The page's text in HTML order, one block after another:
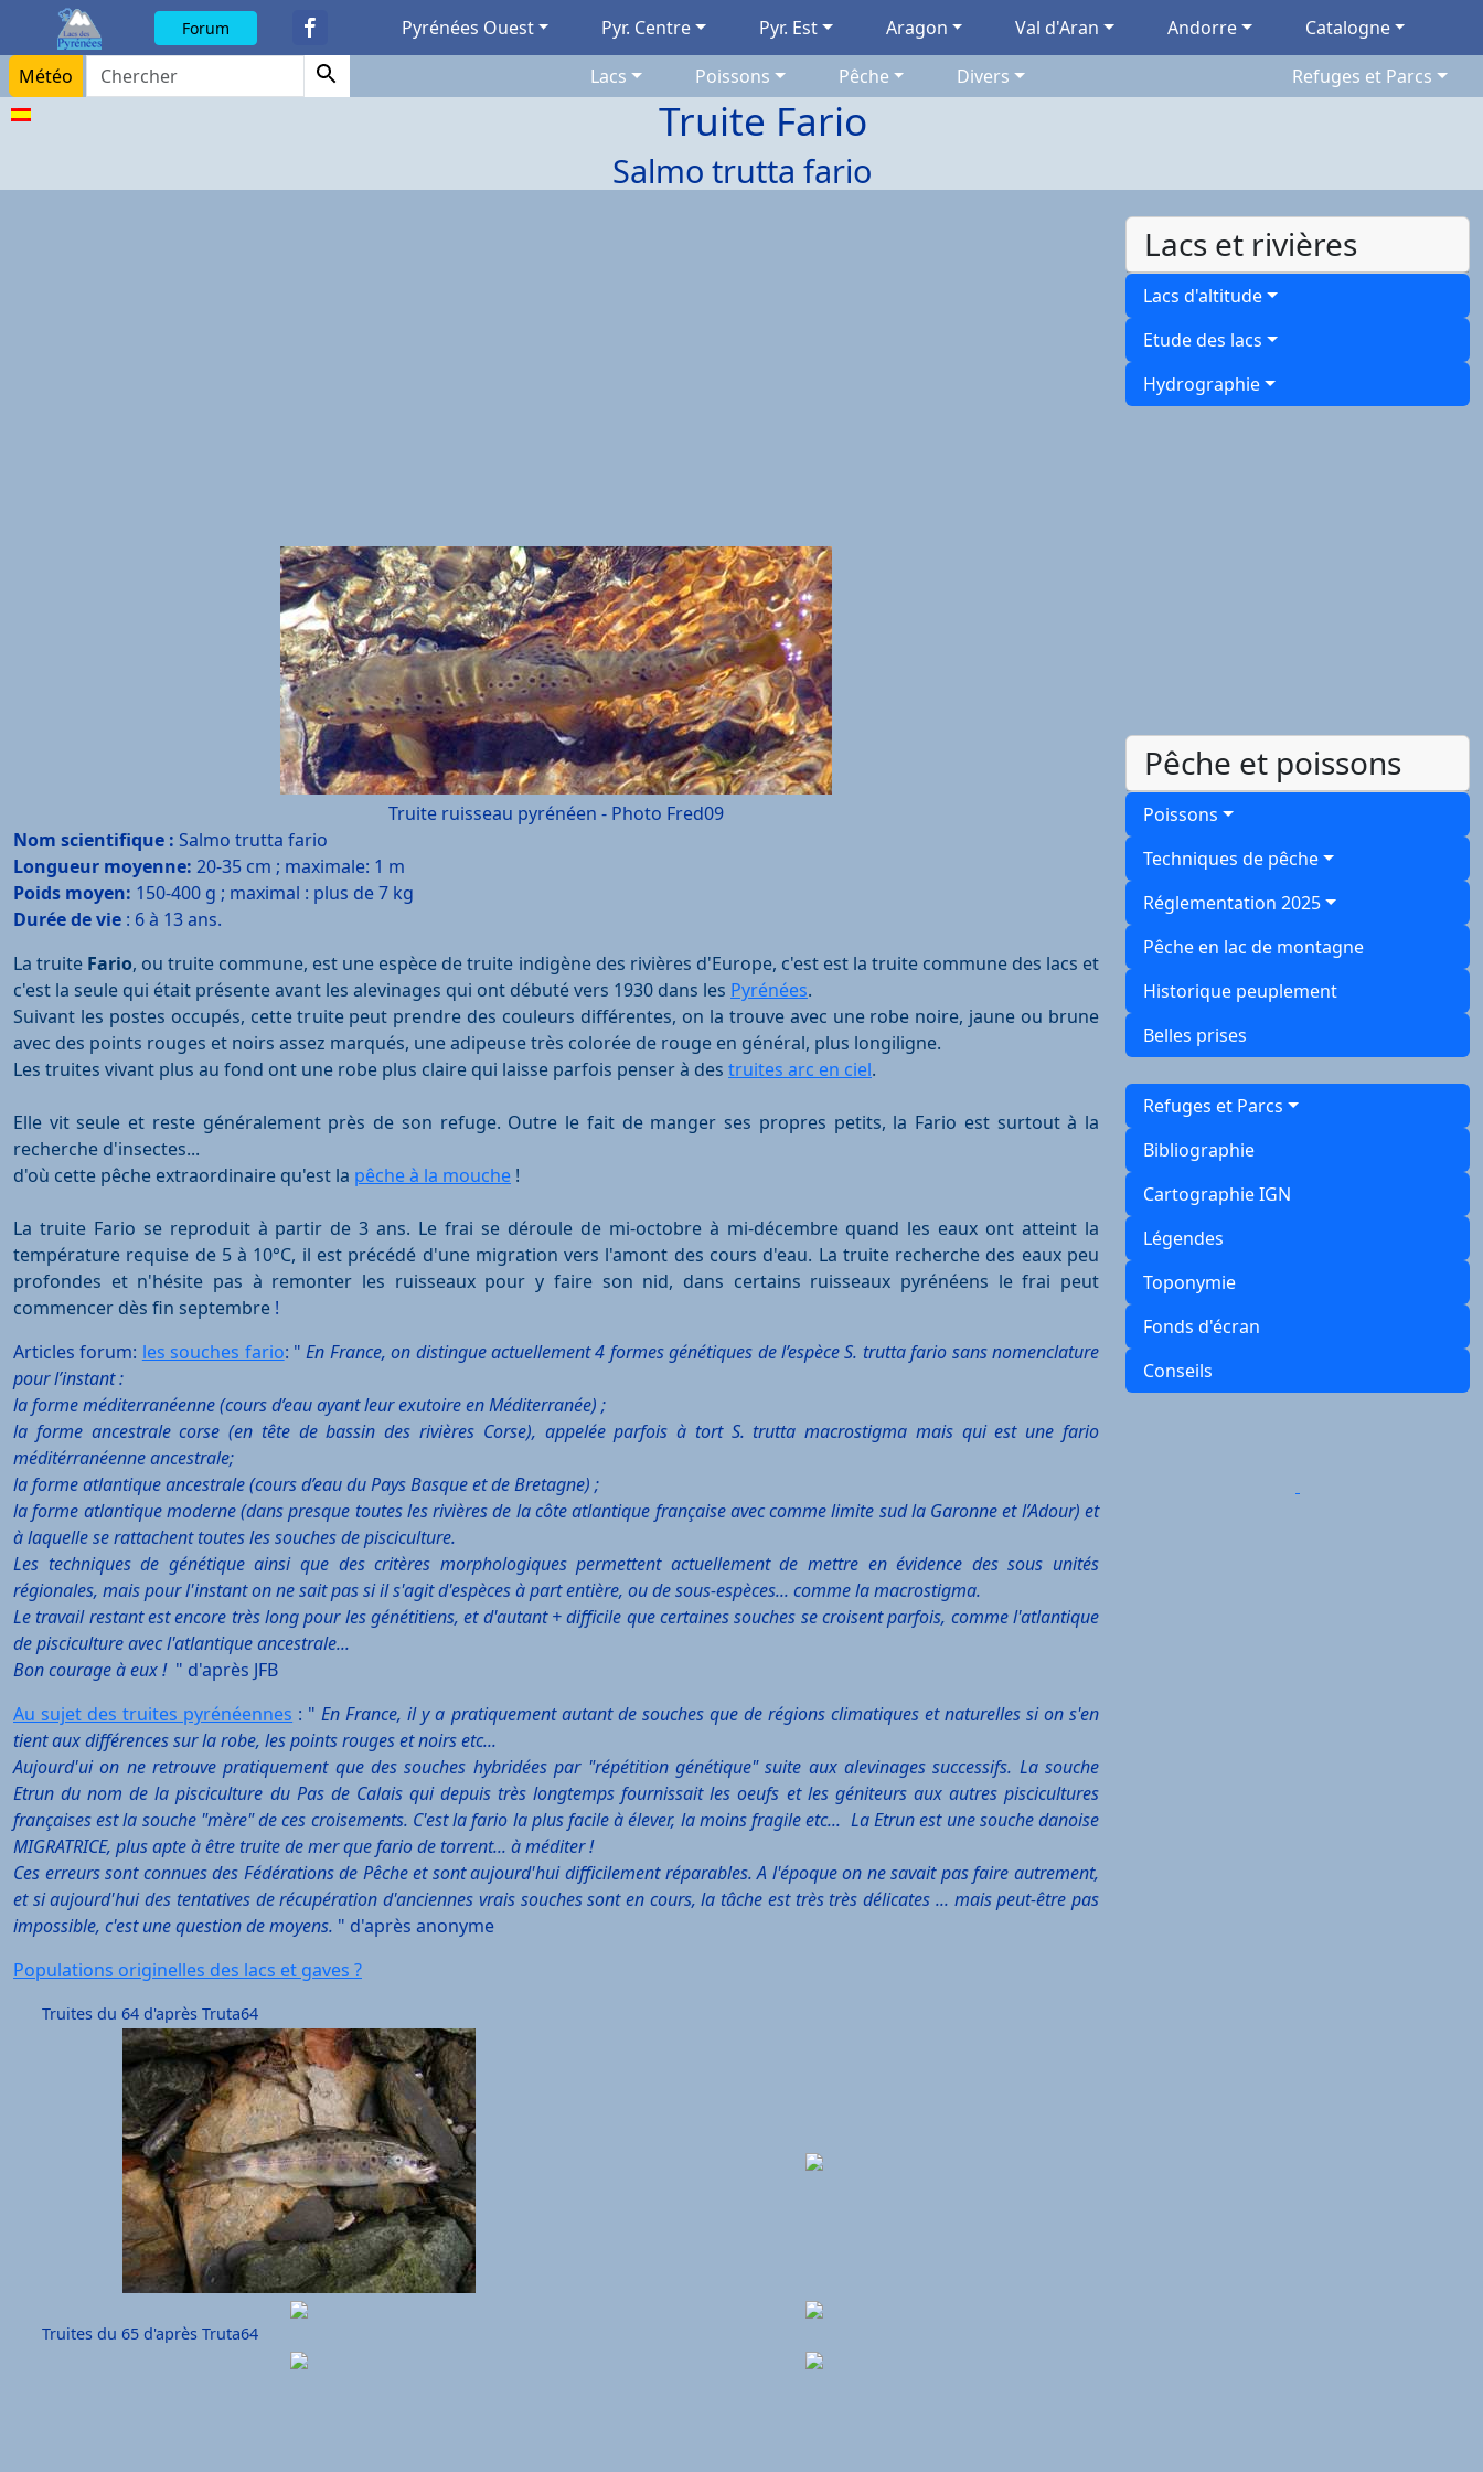
Forum Pyrénées Ouest Pyr. Centre Pyr. Est Aragon Val d'Aran Andorre
Catalogne
Météo
Lacs Poissons Pêche Divers Refuges et Parcs
Truite Fario
Salmo trutta fario
Truite ruisseau pyrénéen - Photo Fred09
Nom scientifique : Salmo trutta fario
Longueur moyenne: 20-35 cm ; maximale: 1 m
Poids moyen: 150-400 g ; maximal : plus de 7 kg
Durée de vie : 6 à 13 ans.
La truite Fario, ou truite commune, est une espèce de truite indigène des rivières d'Europe, c'est est la truite commune des lacs et
c'est la seule qui était présente avant les alevinages qui ont débuté vers 1930 dans les Pyrénées.
Suivant les postes occupés, cette truite peut prendre des couleurs différentes, on la trouve avec une robe noire, jaune ou brune
avec des points rouges et noirs assez marqués, une adipeuse très colorée de rouge en général, plus longiligne.
Les truites vivant plus au fond ont une robe plus claire qui laisse parfois penser à des truites arc en ciel.
Elle vit seule et reste généralement près de son refuge. Outre le fait de manger ses propres petits, la Fario est surtout à la
recherche d'insectes...
d'où cette pêche extraordinaire qu'est la pêche à la mouche !
La truite Fario se reproduit à partir de 3 ans. Le frai se déroule de mi-octobre à mi-décembre quand les eaux ont atteint la
température requise de 5 à 10°C, il est précédé d'une migration vers l'amont des cours d'eau. La truite recherche des eaux peu
profondes et n'hésite pas à remonter les ruisseaux pour y faire son nid, dans certains ruisseaux pyrénéens le frai peut
commencer dès fin septembre !
Articles forum: les souches fario: "En France, on distingue actuellement 4 formes génétiques de l’espèce S. trutta fario sans nomenclature
pour l’instant :
la forme méditerranéenne (cours d’eau ayant leur exutoire en Méditerranée) ;
la forme ancestrale corse (en tête de bassin des rivières Corse), appelée parfois à tort S. trutta macrostigma mais qui est une fario
méditérranéenne ancestrale;
la forme atlantique ancestrale (cours d’eau du Pays Basque et de Bretagne) ;
la forme atlantique moderne (dans presque toutes les rivières de la côte atlantique française avec comme limite sud la Garonne et l’Adour) et
à laquelle se rattachent toutes les souches de pisciculture.
Les techniques de génétique ainsi que des critères morphologiques permettent actuellement de mettre en évidence des sous unités
régionales, mais pour l'instant on ne sait pas si il s'agit d'espèces à part entière, ou de sous-espèces... comme la macrostigma.
Le travail restant est encore très long pour les génétitiens, et d'autant + difficile que certaines souches se croisent parfois, comme l'atlantique
de pisciculture avec l'atlantique ancestrale...
Bon courage à eux !" d'après JFB
Au sujet des truites pyrénéennes : "En France, il y a pratiquement autant de souches que de régions climatiques et naturelles si on s'en
tient aux différences sur la robe, les points rouges et noirs etc...
Aujourd'ui on ne retrouve pratiquement que des souches hybridées par "répétition génétique" suite aux alevinages successifs. La souche
Etrun du nom de la pisciculture du Pas de Calais qui depuis très longtemps fournissait les oeufs et les géniteurs aux autres piscicultures
françaises est la souche "mère" de ces croisements. C'est la fario la plus facile à élever, la moins fragile etc... La Etrun est une souche danoise
MIGRATRICE, plus apte à être truite de mer que fario de torrent... à méditer !
Ces erreurs sont connues des Fédérations de Pêche et sont aujourd'hui difficilement réparables. A l'époque on ne savait pas faire autrement,
et si aujourd'hui des tentatives de récupération d'anciennes vrais souches sont en cours, la tâche est très très délicates ... mais peut-être pas
impossible, c'est une question de moyens. " d'après anonyme
Populations originelles des lacs et gaves ?
Truites du 64 d'après Truta64
Truites du 65 d'après Truta64
Lacs et rivières
Lacs d'altitude
Etude des lacs
Hydrographie
Pêche et poissons
Poissons
Techniques de pêche
Réglementation 2025
Pêche en lac de montagne
Historique peuplement
Belles prises
Refuges et Parcs
Bibliographie
Cartographie IGN
Légendes
Toponymie
Fonds d'écran
Conseils